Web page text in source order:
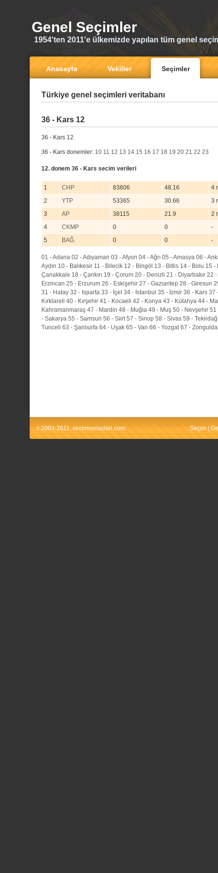
Genel Seçimler
1954'ten 2011'e ülkemizde yapılan tüm genel
Anasayfa Vekiller Seçimler
Türkiye genel seçimleri veritabanı
36 - Kars 12
36 - Kars 12
36 - Kars donemler: 10 11 12 13 14 15 16 17 18 19 20 21 22 23
12. donem 36 - Kars secim verileri
1 CHP 83806 48.16
4
2
YTP 53365 30.66
3
3
AP 38115 21.9
2
4
CKMP 0 0
-
5
BAĞ. 0 0 -
01 - Adana 02 - Adıyaman 03 - Afyon 04 - Ağrı 05 - Amasya 06 -
Aydın 10 - Balıkesir 11 - Bilecik 12 - Bingöl 13 - Bitlis 14 - Bolu 15 -
Çanakkale 18 - Çankırı 19 - Çorum 20 - Denizli 21 - Diyarbakır 22
Erzincan 25 - Erzurum 26 - Eskişehir 27 - Gaziantep 28 - Giresun
31 - Hatay 32 - Isparta 33 - İçel 34 - İstanbul 35 - İzmir 36 - Kars 37
Kırklareli 40 - Kırşehir 41 - Kocaeli 42 - Konya 43 - Kütahya 44 -
Kahramanmaraş 47 - Mardin 48 - Muğla 49 - Muş 50 - Nevşehir 51
- Sakarya 55 - Samsun 56 - Siirt 57 - Sinop 58 - Sivas 59 - Tekirdağ
Tunceli 63 - Şanlıurfa 64 - Uşak 65 - Van 66 - Yozgat 67 -
c 2003-2011. secimsonuclari.com Seçim